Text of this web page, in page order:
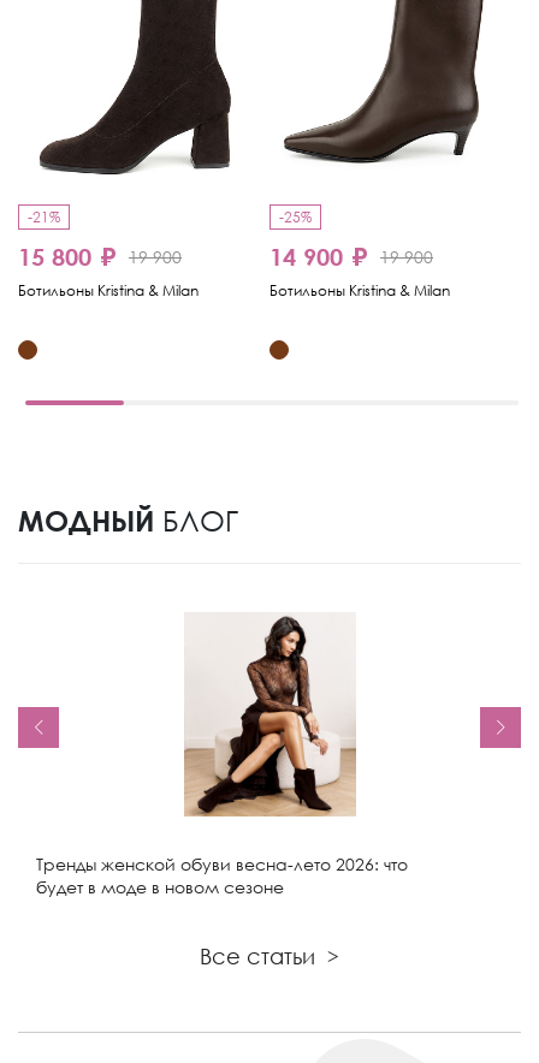
-21%
15 800 ₽ 19 900
Ботильоны Kristina & Milan
-25%
14 900 ₽ 19 900
Ботильоны Kristina & Milan
МОДНЫЙ БЛОГ
Тренды женской обуви весна-лето 2026: что
будет в моде в новом сезоне
Все статьи >